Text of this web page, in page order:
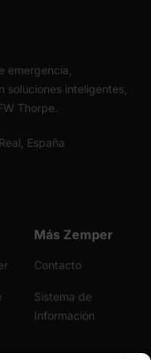
emergencia,
soluciones inteligentes,
Thorpe.
España
Más Zemper
Contacto
Sistema de
Información